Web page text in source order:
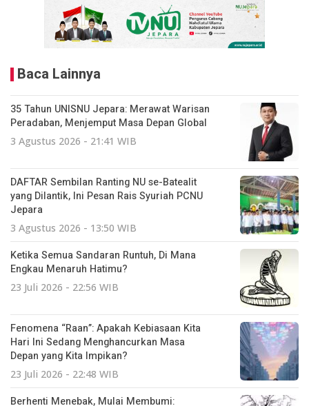
Baca Lainnya
35 Tahun UNISNU Jepara: Merawat Warisan
Peradaban, Menjemput Masa Depan Global
3 Agustus 2026 - 21:41 WIB
DAFTAR Sembilan Ranting NU se-Batealit
yang Dilantik, Ini Pesan Rais Syuriah PCNU
Jepara
3 Agustus 2026 - 13:50 WIB
Ketika Semua Sandaran Runtuh, Di Mana
Engkau Menaruh Hatimu?
23 Juli 2026 - 22:56 WIB
Fenomena “Raan”: Apakah Kebiasaan Kita
Hari Ini Sedang Menghancurkan Masa
Depan yang Kita Impikan?
23 Juli 2026 - 22:48 WIB
Berhenti Menebak, Mulai Membumi: